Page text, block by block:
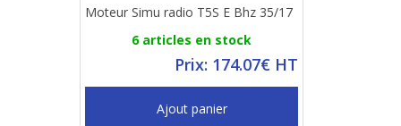
Moteur Simu radio T5S E Bhz 35/17
6 articles en stock
Prix: 174.07€ HT
Ajout panier